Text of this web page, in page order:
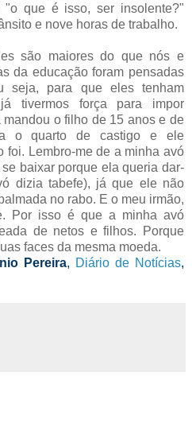
que é isso, ser insolente?"
e nove horas de trabalho.
são maiores do que nós e
da educação foram pensadas
seja, para que eles tenham
tivermos força para impor
o filho de 15 anos e de
o quarto de castigo e ele
foi. Lembro-me de a minha avó
baixar porque ela queria dar-
dizia tabefe), já que ele não
no rabo. E o meu irmão,
Por isso é que a minha avó
de netos e filhos. Porque
faces da mesma moeda.
Pereira, Diário de Notícias,